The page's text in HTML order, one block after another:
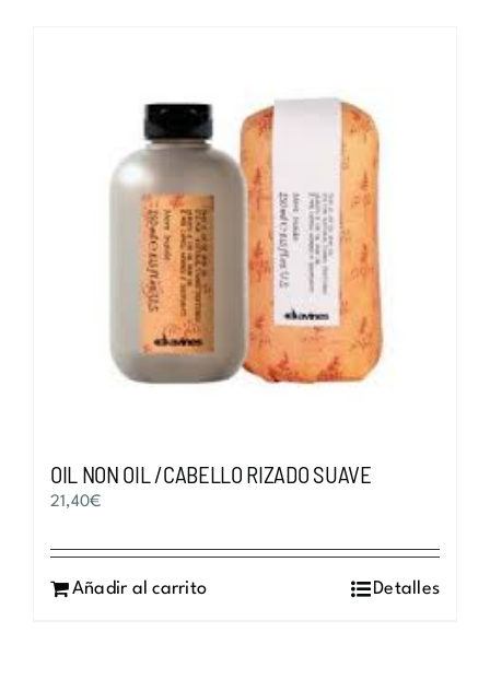
OIL NON OIL /CABELLO RIZADO SUAVE
21,40€
Añadir al carrito Detalles